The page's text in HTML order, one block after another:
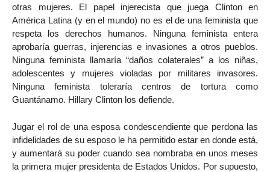
otras mujeres. El papel injerecista que juega Clinton en
América Latina (y en el mundo) no es el de una feminista que
respeta los derechos humanos. Ninguna feminista entera
aprobaría guerras, injerencias e invasiones a otros pueblos.
Ninguna feminista llamaría “daños colaterales” a los niñas,
adolescentes y mujeres violadas por militares invasores.
Ninguna feminista toleraría centros de tortura como
Guantánamo. Hillary Clinton los defiende.
Jugar el rol de una esposa condescendiente que perdona las
infidelidades de su esposo le ha permitido estar en donde está,
y aumentará su poder cuando sea nombraba en unos meses
la primera mujer presidenta de Estados Unidos. Por supuesto,